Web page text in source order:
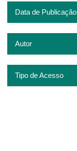
Data de Publicação
Autor
Tipo de Acesso